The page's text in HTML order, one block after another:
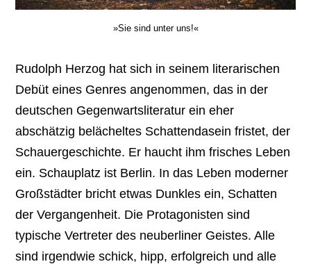
»Sie sind unter uns!«
Rudolph Herzog hat sich in seinem literarischen
Debüt eines Genres angenommen, das in der
deutschen Gegenwartsliteratur ein eher
abschätzig belächeltes Schattendasein fristet, der
Schauergeschichte. Er haucht ihm frisches Leben
ein. Schauplatz ist Berlin. In das Leben moderner
Großstädter bricht etwas Dunkles ein, Schatten
der Vergangenheit. Die Protagonisten sind
typische Vertreter des neuberliner Geistes. Alle
sind irgendwie schick, hipp, erfolgreich und alle